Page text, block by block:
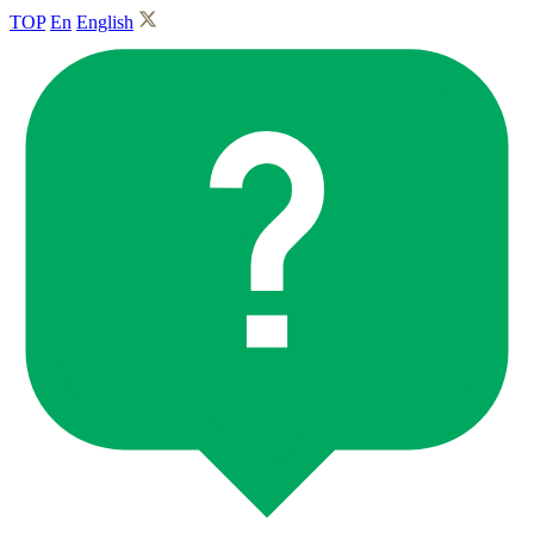
TOP En English